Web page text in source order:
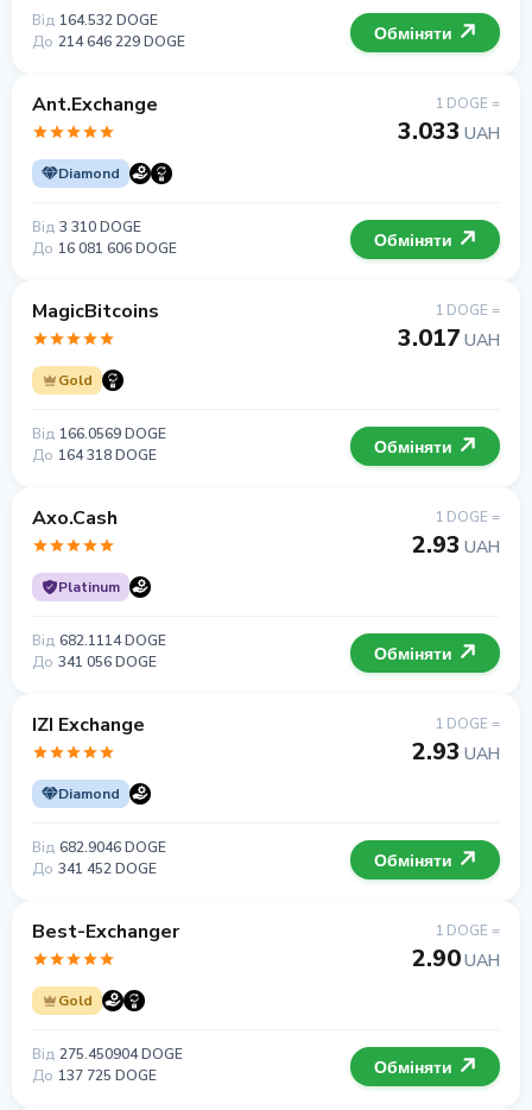
Від 164.532 DOGE
До 214 646 229 DOGE Обміняти
Ant.Exchange
Diamond
1 DOGE =
3.033 UAH
Від 3 310 DOGE
До 16 081 606 DOGE Обміняти
MagicBitcoins
Gold
1 DOGE =
3.017 UAH
Від 166.0569 DOGE
До 164 318 DOGE Обміняти
Axo.Cash
Platinum
1 DOGE =
2.93 UAH
Від 682.1114 DOGE
До 341 056 DOGE Обміняти
IZI Exchange
Diamond
1 DOGE =
2.93 UAH
Від 682.9046 DOGE
До 341 452 DOGE Обміняти
Best-Exchanger
Gold
1 DOGE =
2.90UAH
Від 275.450904 DOGE
До 137 725 DOGE Обміняти